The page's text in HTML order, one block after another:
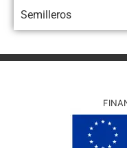
Semilleros